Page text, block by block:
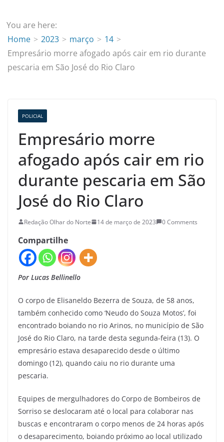
You are here:
Home
2023 março
14
Empresário morre afogado após cair em rio durante
pescaria em São José do Rio Claro
POLICIAL
Empresário morre
afogado após cair em rio
durante pescaria em São
José do Rio Claro
Redação Olhar do Norte 14 de março de 2023 0 Comments
Compartilhe
Por Lucas Bellinello
O corpo de Elisaneldo Bezerra de Souza, de 58 anos,
também conhecido como ‘Neudo do Souza Motos’, foi
encontrado boiando no rio Arinos, no município de São
José do Rio Claro, na tarde desta segunda-feira (13). O
empresário estava desaparecido desde o último
domingo (12), quando caiu no rio durante uma
pescaria.
Equipes de mergulhadores do Corpo de Bombeiros de
Sorriso se deslocaram até o local para colaborar nas
buscas e encontraram o corpo menos de 24 horas após
o desaparecimento, boiando próximo ao local utilizado